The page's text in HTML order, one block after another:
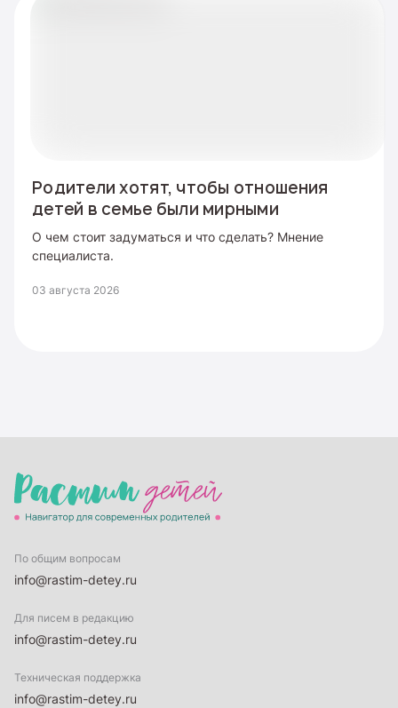
Родители хотят, чтобы отношения
детей в семье были мирными
О чем стоит задуматься и что сделать? Мнение
специалиста.
03 августа 2026
По общим вопросам
info@rastim-detey.ru
Для писем в редакцию
info@rastim-detey.ru
Техническая поддержка
info@rastim-detey.ru